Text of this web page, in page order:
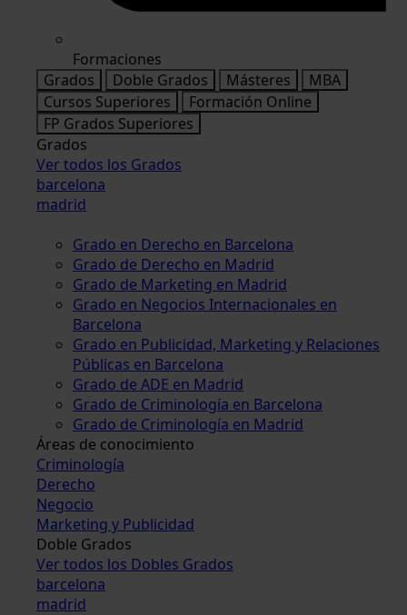
Formaciones
Grados
Doble Grados Másteres
MBA
Cursos Superiores
Formación Online
FP Grados Superiores
Grados
Ver todos los Grados
barcelona
madrid
Grado en Derecho en Barcelona
Grado de Derecho en Madrid
Grado de Marketing en Madrid
Grado en Negocios Internacionales en
Barcelona
Grado en Publicidad, Marketing y Relaciones
Públicas en Barcelona
Grado de ADE en Madrid
Grado de Criminología en Barcelona
Grado de Criminología en Madrid
Áreas de conocimiento
Criminología
Derecho
Negocio
Marketing y Publicidad
Doble Grados
Ver todos los Dobles Grados
barcelona
madrid